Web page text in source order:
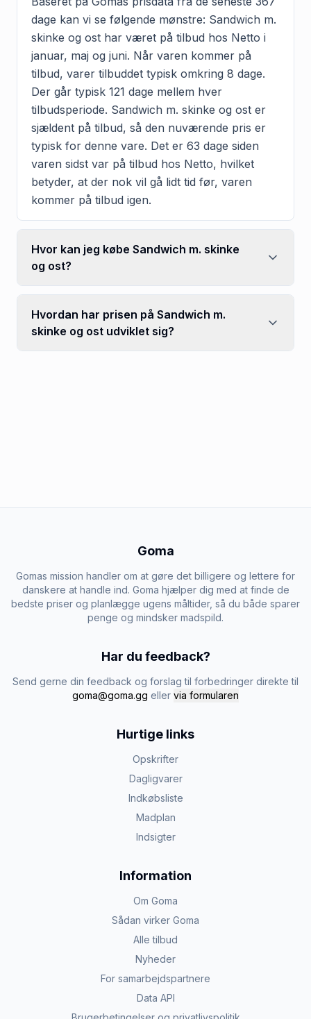
dage kan vi se følgende mønstre: Sandwich m.
skinke og ost har været på tilbud hos Netto i
januar, maj og juni. Når varen kommer på
tilbud, varer tilbuddet typisk omkring 8 dage.
Der går typisk 121 dage mellem hver
tilbudsperiode. Sandwich m. skinke og ost er
sjældent på tilbud, så den nuværende pris er
typisk for denne vare. Det er 63 dage siden
varen sidst var på tilbud hos Netto, hvilket
betyder, at der nok vil gå lidt tid før, varen
kommer på tilbud igen.
Hvor kan jeg købe Sandwich m. skinke
og ost?
Hvordan har prisen på Sandwich m.
skinke og ost udviklet sig?
Goma
Gomas mission handler om at gøre det billigere og lettere for
danskere at handle ind. Goma hjælper dig med at finde de
bedste priser og planlægge ugens måltider, så du både sparer
penge og mindsker madspild.
Har du feedback?
Send gerne din feedback og forslag til forbedringer direkte til
goma@goma.gg eller via formularen
Hurtige links
Opskrifter
Dagligvarer
Indkøbsliste
Madplan
Indsigter
Information
Om Goma
Sådan virker Goma
Alle tilbud
Nyheder
For samarbejdspartnere
Data API